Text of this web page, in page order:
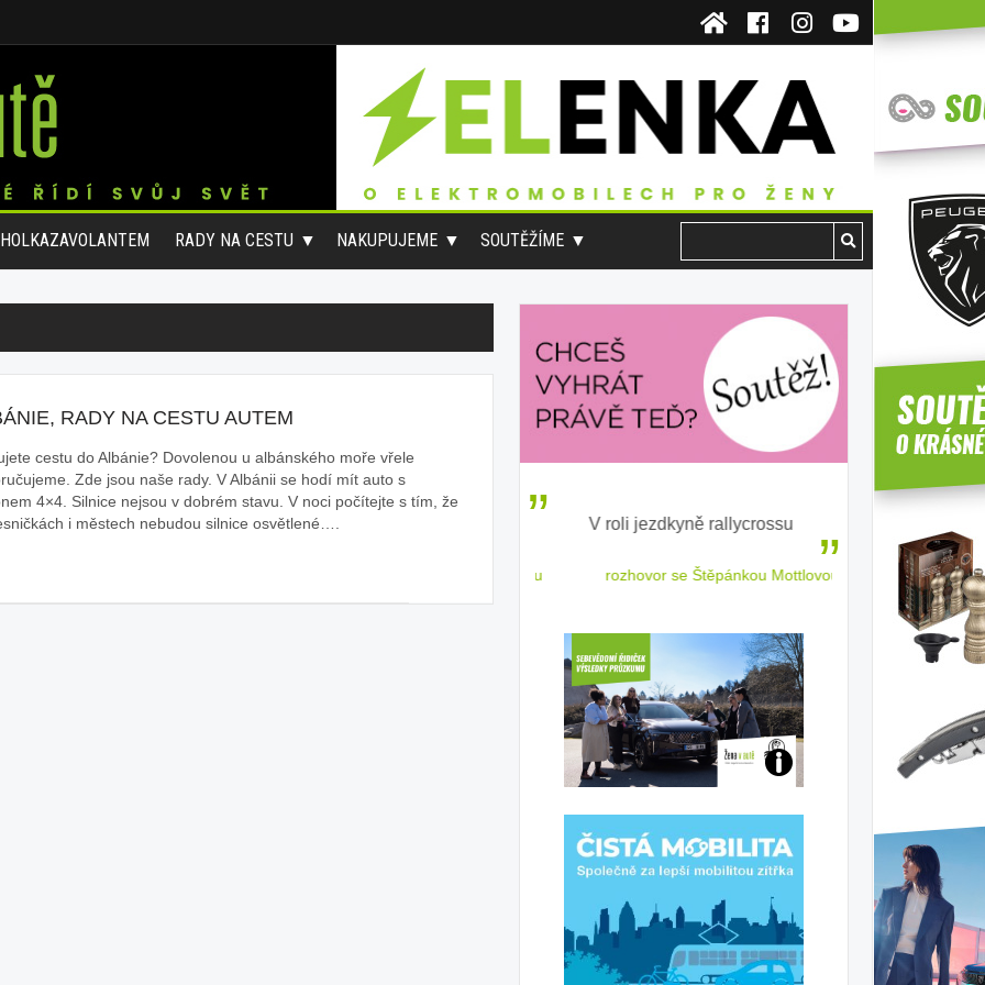
RADY NA CESTU NAKUPUJEME SOUTĚŽÍME
RADY NA CESTU AUTEM
cestu do Albánie? Dovolenou u albánského moře vřele
Zde jsou naše rady. V Albánii se hodí mít auto s
4×4. Silnice nejsou v dobrém stavu. V noci počítejte s tím, že
i městech nebudou silnice osvětlené….
správného poutání
stručně o autosedačkách
Zabavte děti na cestách V roli jezdkyně rallycrossu
rozhovor se Štěpánkou Mottlovou
ženským
Jaké
ženy-
řidičky